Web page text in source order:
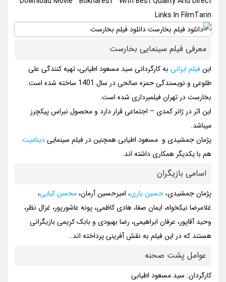
Links In FilmTarin
معرفی فیلم سینمایی بخارست
اینفیلم ایرانی به کارگردانی سید مسعود اطیابی، تهیه کنندگی علی
طلوعی و نویسندگی حمزه صالحی در سال 1401 ساخته شده است.
بخارست در تهران فیلمبرداری شده است.
این اثر در ژانر کمدی – اجتماعی قرار دارد و محصول نبراس پیکچرز
میباشد.
پژمان جمشیدی و مسعود اطیابی همچنین در فیلم سینماییدینامیت
هم با یکدیگر همکاری داشته اند.
اسامی بازیگران
پژمان جمشیدی،حسین یاری، امیرحسین آرمان،محسن کیایی،
غلامرضا نیکخواه، ایمان صفا، هادی کاظمی، پونه عاشورپور، غزال نظر،
وحید آقاپور، عرفان ابراهیمی، رضا بهبودی و بابک کریمی بازیگرانی
هستند که در این فیلم به نقش آفرینی پرداخته اند..
عوامل پشت صحنه
کارگردان: سید مسعود اطیابی